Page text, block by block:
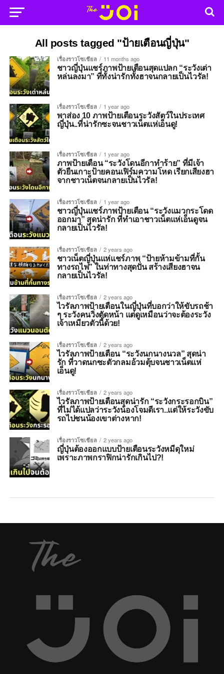
All posts tagged "ป้ายเตือนญี่ปุ่น"
เรื่องราวโซเชียล 11 months ago
ชาวญี่ปุ่นแชร์ภาพป้ายเตือนสุดแปลก “ระวังเต่า
หล่นลงมา” ที่ทั้งน่ารักทั้งฮาจนกลายเป็นไวรัล!
เรื่องราวโซเชียล 1 year ago
พาส่อง 10 ภาพป้ายเตือนระวังสัตว์ในประเทศ
ญี่ปุ่น..ที่น่ารักซะจนชาวเน็ตแห่เอ็นดู!
เรื่องราวโซเชียล 1 year ago
ภาพป้ายเตือน “ระวังโดนอีกาทำร้าย” ที่มีเจ้า
ตัวยืนเกาะป้ายคอนเฟิร์มความโหด เรียกเสียงฮา
จากชาวเน็ตจนกลายเป็นไวรัล!
เรื่องราวโซเชียล 1 year ago
ชาวญี่ปุ่นแชร์ภาพป้ายเตือน “ระวังแมวกระโดด
ออกมา” สุดน่ารัก ที่ทำเอาชาวเน็ตแห่เอ็นดูจน
กลายเป็นไวรัล!
เรื่องราวโซเชียล 2 years ago
ชาวเน็ตญี่ปุ่นแห่แชร์ภาพ “ป้ายห้ามข้ามที่กั้น
ทางรถไฟ” ในท่าทางสุดปั่น สร้างเสียงฮาจน
กลายเป็นไวรัล!
เรื่องราวโซเชียล 2 years ago
ไวรัลภาพป้ายเตือนในญี่ปุ่นที่บอกว่าให้ขับรถช้า
ๆ ระวังคนวิ่งตัดหน้า แต่ดูเหมือนว่าจะต้องระวัง
เจ้าเหมียวตัวนี้ด้วย!
เรื่องราวโซเชียล 2 years ago
ไวรัลภาพป้ายเตือน “ระวังนกนางนวล” สุดน่า
รัก ที่วาดนกซะตัวกลมอ้วมตุ้บจนชาวเน็ตแห่
เอ็นดู!
เรื่องราวโซเชียล 2 years ago
ไวรัลภาพป้ายเตือนสุดน่ารัก “ระวังกระรอกบิน”
ที่ไม่ได้แปลว่าระวังน้องโจมตีเรา..แต่ให้ระวังขับ
รถไปชนน้องเขาต่างหาก!
เรื่องราวโซเชียล 2 years ago
ญี่ปุ่นต้องออกแบบป้ายเตือนระวังหมีดุใหม่
เพราะภาพกราฟิกน่ารักเกินไป?!